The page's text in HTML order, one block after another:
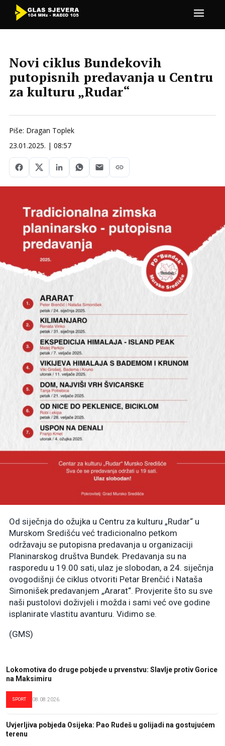
Novi ciklus Bundekovih
putopisnih predavanja u Centru
za kulturu „Rudar“
Piše: Dragan Toplek
23.01.2025. | 08:57
Od siječnja do ožujka u Centru za kulturu „Rudar“ u
Murskom Središću već tradicionalno petkom
održavaju se putopisna predavanja u organizaciji
Planinarskog društva Bundek. Predavanja su na
rasporedu u 19.00 sati, ulaz je slobodan, a 24. siječnja
ovogodišnji će ciklus otvoriti Petar Brenčić i Nataša
Simonišek predavanjem „Ararat“. Provjerite što su sve
naši pustolovi doživjeli i možda i sami već ove godine
isplanirate vlastitu avanturu. Vidimo se.
(GMS)
Lokomotiva do druge pobjede u prvenstvu: Slavlje protiv Gorice
na Maksimiru
SPORT 08.08.2026.
Uvjerljiva pobjeda Osijeka: Pao Rudeš u golijadi na gostujućem
terenu